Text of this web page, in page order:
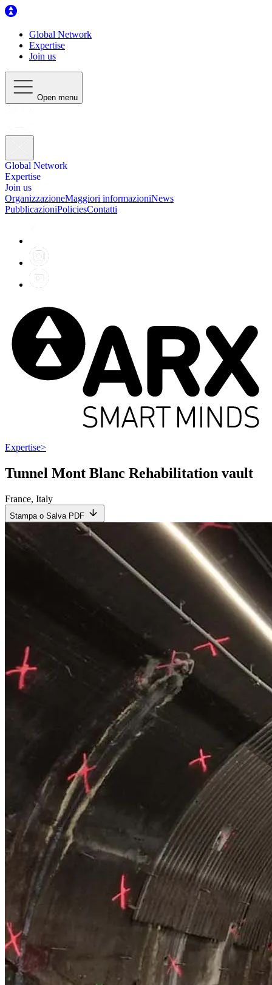
Global Network
Expertise
Join us
Open menu
Global Network
Expertise
Join us
OrganizzazioneMaggiori informazioniNews
PubblicazioniPoliciesContatti
Expertise>
Tunnel Mont Blanc Rehabilitation vault
France, Italy
Stampa o Salva PDF